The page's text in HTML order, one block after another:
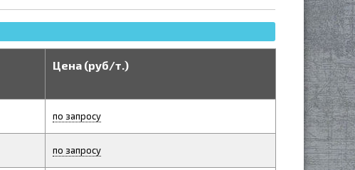
Цена (руб/т.)
по запросу
по запросу